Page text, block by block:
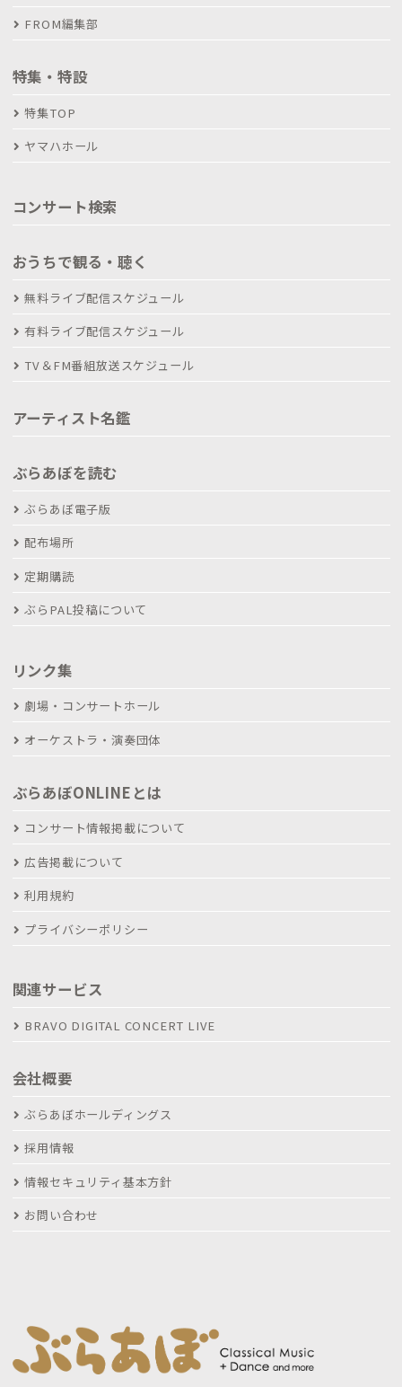
FROM編集部
特集・特設
特集TOP
ヤマハホール
コンサート検索
おうちで観る・聴く
無料ライブ配信スケジュール
有料ライブ配信スケジュール
TV＆FM番組放送スケジュール
アーティスト名鑑
ぶらあぼを読む
ぶらあぼ電子版
配布場所
定期購読
ぶらPAL投稿について
リンク集
劇場・コンサートホール
オーケストラ・演奏団体
ぶらあぼONLINEとは
コンサート情報掲載について
広告掲載について
利用規約
プライバシーポリシー
関連サービス
BRAVO DIGITAL CONCERT LIVE
会社概要
ぶらあぼホールディングス
採用情報
情報セキュリティ基本方針
お問い合わせ